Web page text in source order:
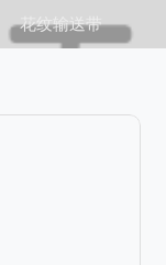
花纹输送带